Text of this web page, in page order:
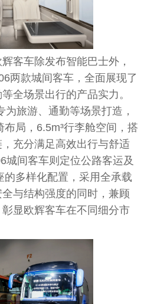
客车除发布智能巴士外，
两款城间客车，全面展现了
全场景出行的产品实力。
旅游、通勤等场景打造，
局，6.5m³行李舱空间，搭
充分满足高效出行与舒适
城间客车则定位公路客运及
多样化配置，采用全承载
与结构强度的同时，兼顾
彰显欧辉客车在不同细分市